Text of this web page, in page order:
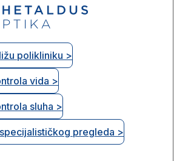
polikliniku >
vida >
sluha >
pregleda >